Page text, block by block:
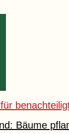
Bäume